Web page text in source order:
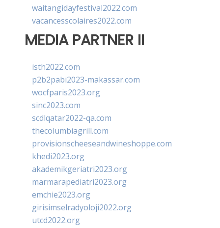
waitangidayfestival2022.com
vacancesscolaires2022.com
MEDIA PARTNER II
isth2022.com
p2b2pabi2023-makassar.com
wocfparis2023.org
sinc2023.com
scdlqatar2022-qa.com
thecolumbiagrill.com
provisionscheeseandwineshoppe.com
khedi2023.org
akademikgeriatri2023.org
marmarapediatri2023.org
emchie2023.org
girisimselradyoloji2022.org
utcd2022.org